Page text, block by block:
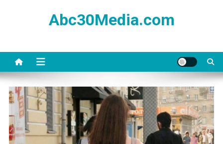
Abc30Media.com